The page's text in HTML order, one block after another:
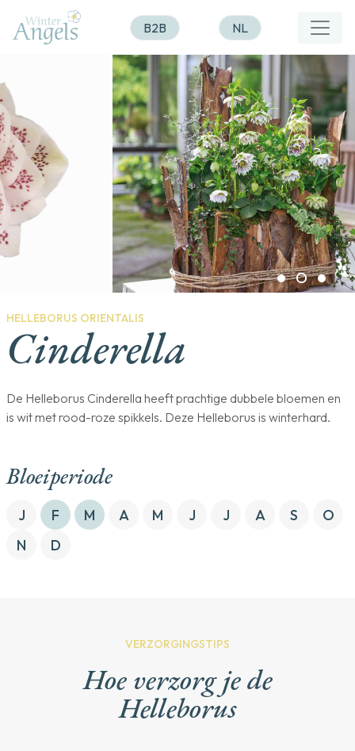
B2B NL
HELLEBORUS ORIENTALIS
Cinderella
De Helleborus Cinderella heeft prachtige dubbele bloemen en
is wit met rood-roze spikkels. Deze Helleborus is winterhard.
Bloeiperiode
J F M A M J J A S
O
N
D
VERZORGINGSTIPS
Hoe verzorg je de
Helleborus